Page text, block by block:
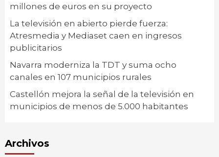
millones de euros en su proyecto
La televisión en abierto pierde fuerza:
Atresmedia y Mediaset caen en ingresos
publicitarios
Navarra moderniza la TDT y suma ocho
canales en 107 municipios rurales
Castellón mejora la señal de la televisión en
municipios de menos de 5.000 habitantes
Archivos